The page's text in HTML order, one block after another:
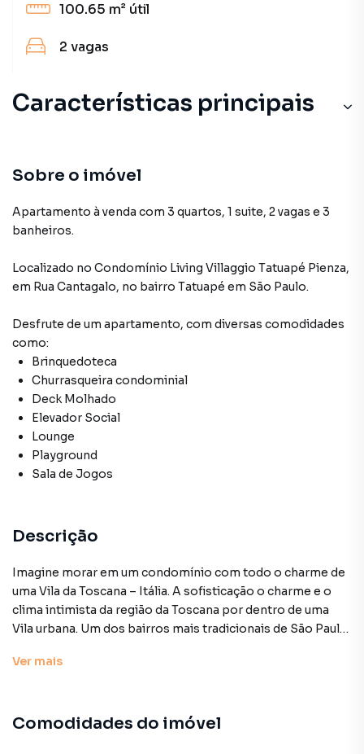
100.65 m² útil
2 vagas
Características principais
Sobre o imóvel
Apartamento à venda com 3 quartos, 1 suite, 2 vagas e 3
banheiros.
Localizado no Condomínio Living Villaggio Tatuapé Pienza,
em Rua Cantagalo, no bairro Tatuapé em São Paulo.
Desfrute de um apartamento, com diversas comodidades
como:
Brinquedoteca
Churrasqueira condominial
Deck Molhado
Elevador Social
Lounge
Playground
Sala de Jogos
Descrição
Imagine morar em um condomínio com todo o charme de
uma Vila da Toscana – Itália. A sofisticação o charme e o
clima intimista da região da Toscana por dentro de uma
Vila urbana. Um dos bairros mais tradicionais de São Paulo
Preço e disponibilidade do imóvel sujeitos a alteração sem
Características:
Ver mais
Comodidades do imóvel